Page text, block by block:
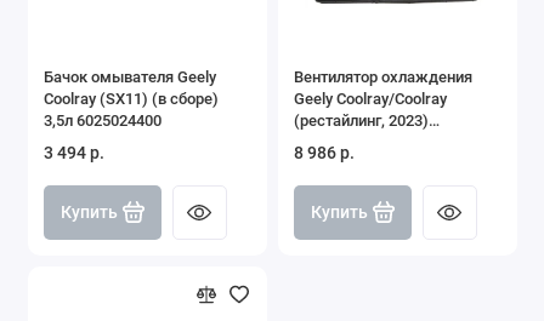
Бачок омывателя Geely
Coolray (SX11) (в сборе)
3,5л 6025024400
3 494 р.
Купить
Вентилятор охлаждения
Geely Coolray/Coolray
(рестайлинг, 2023)
8 986 р.
Купить